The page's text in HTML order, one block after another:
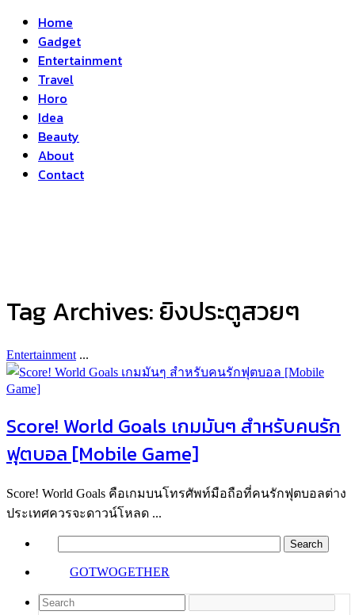
Home
Gadget
Entertainment
Travel
Horo
Idea
Beauty
About
Contact
Tag Archives:ยิงประตูสวยๆ
Entertainment ...
Score! World Goals เกมมันๆ สำหรับคนรัก
ฟุตบอล [Mobile Game]
Score! World Goals คือเกมบนโทรศัพท์มือถือที่คนรักฟุตบอลต่าง
ประเทศควรจะดาวน์โหลด ...
GOTWOGETHER